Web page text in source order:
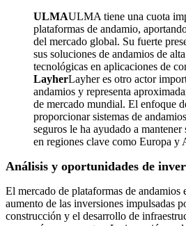
ULMAULMA tiene una cuota
plataformas de andamio,
del mercado global. Su fuerte
sus soluciones de andamios de
tecnológicas en aplicaciones de
LayherLayher es otro actor
andamios y representa
de mercado mundial. El enfoque
proporcionar sistemas de
seguros le ha ayudado a
en regiones clave como Europa y
Análisis y oportunidades de
El mercado de plataformas de andamios
aumento de las inversiones impulsadas
construcción y el desarrollo de